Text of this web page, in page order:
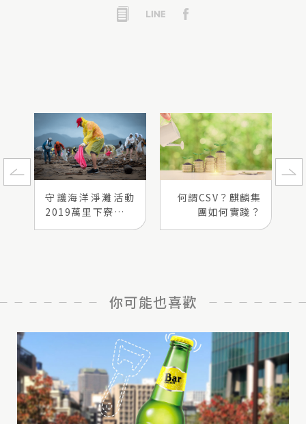
守護海洋淨灘活動
2019萬里下寮海灘
篇
何謂CSV？麒麟集
團如何實踐？
你可能也喜歡